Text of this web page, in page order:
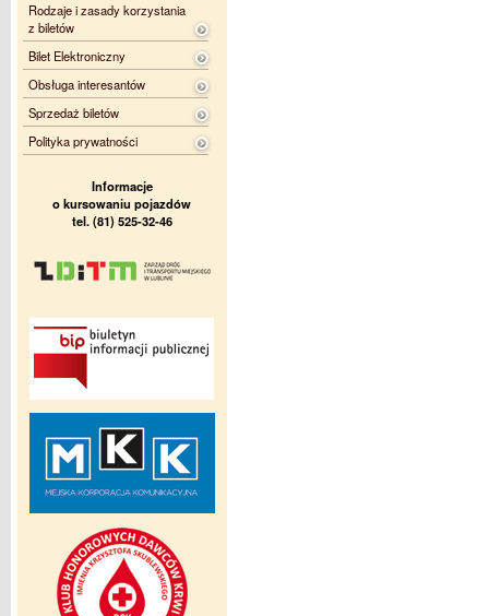
Rodzaje i zasady korzystania
z biletów
Bilet Elektroniczny
Obsługa interesantów
Sprzedaż biletów
Polityka prywatności
Informacje
o kursowaniu pojazdów
tel. (81) 525-32-46